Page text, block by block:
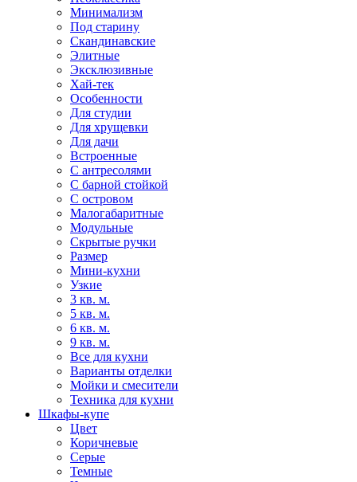
Минимализм
Под старину
Скандинавские
Элитные
Эксклюзивные
Хай-тек
Особенности
Для студии
Для хрущевки
Для дачи
Встроенные
С антресолями
С барной стойкой
С островом
Малогабаритные
Модульные
Скрытые ручки
Размер
Мини-кухни
Узкие
3 кв. м.
5 кв. м.
6 кв. м.
9 кв. м.
Все для кухни
Варианты отделки
Мойки и смесители
Техника для кухни
Шкафы-купе
Цвет
Коричневые
Серые
Темные